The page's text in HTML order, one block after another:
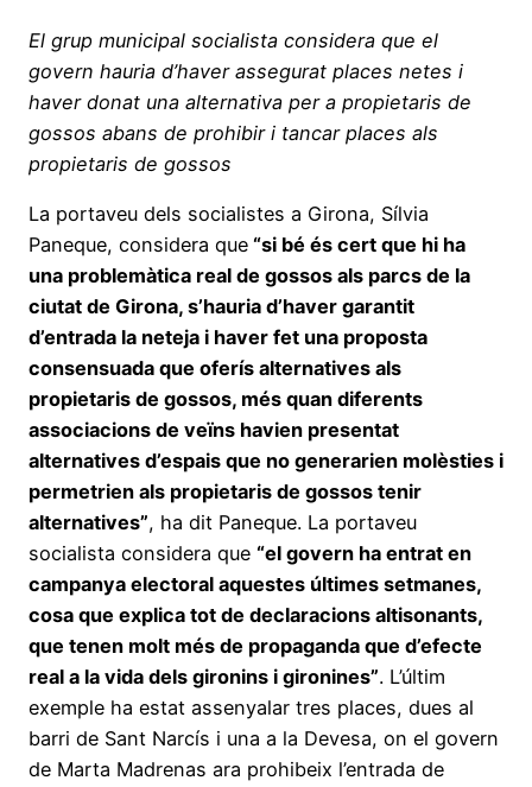
El grup municipal socialista considera que el
govern hauria d’haver assegurat places netes i
haver donat una alternativa per a propietaris de
gossos abans de prohibir i tancar places als
propietaris de gossos
La portaveu dels socialistes a Girona, Sílvia
Paneque, considera que “si bé és cert que hi ha
una problemàtica real de gossos als parcs de la
ciutat de Girona, s’hauria d’haver garantit
d’entrada la neteja i haver fet una proposta
consensuada que oferís alternatives als
propietaris de gossos, més quan diferents
associacions de veïns havien presentat
alternatives d’espais que no generarien molèsties i
permetrien als propietaris de gossos tenir
alternatives”, ha dit Paneque. La portaveu
socialista considera que “el govern ha entrat en
campanya electoral aquestes últimes setmanes,
cosa que explica tot de declaracions altisonants,
que tenen molt més de propaganda que d’efecte
real a la vida dels gironins i gironines”. L’últim
exemple ha estat assenyalar tres places, dues al
barri de Sant Narcís i una a la Devesa, on el govern
de Marta Madrenas ara prohibeix l’entrada de